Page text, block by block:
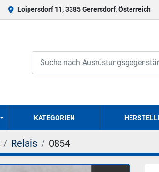
Loipersdorf 11, 3385 Gerersdorf, Österreich
KATEGORIEN
Relais 0854